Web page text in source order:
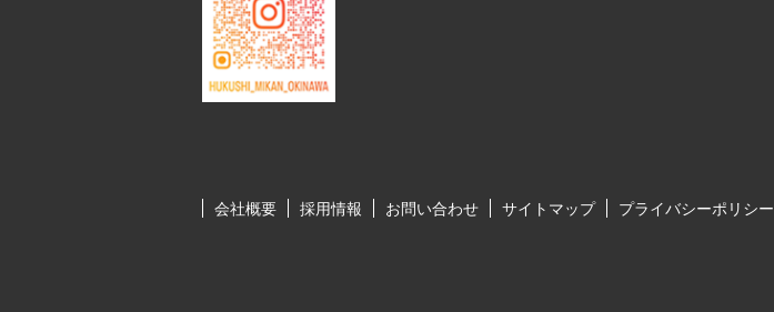
会社概要 採用情報 お問い合わせ サイトマップ プライバシーポリシー